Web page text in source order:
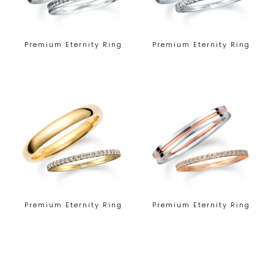
Premium Eternity Ring Premium Eternity Ring
Premium Eternity Ring Premium Eternity Ring